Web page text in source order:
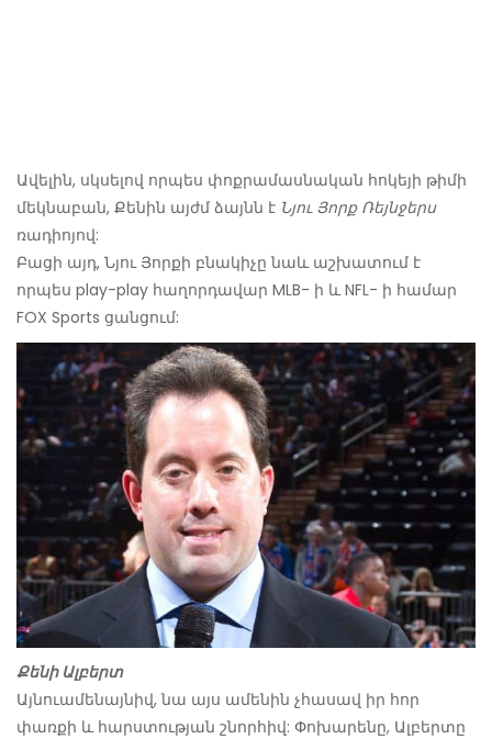
Ավելին, սկսելով որպես փոքրամասնական հոկեյի թիմի
մեկնաբան, Քենին այժմ ձայնն է Նյու Յորք Ռեյնջերս
ռադիոյով:
Բացի այդ, Նյու Յորքի բնակիչը նաև աշխատում է
որպես play-play հաղորդավար MLB- ի և NFL- ի համար
FOX Sports ցանցում:
Քենի Ալբերտ
Այնուամենայնիվ, նա այս ամենին չհասավ իր հոր
փառքի և հարստության շնորհիվ: Փոխարենը, Ալբերտը